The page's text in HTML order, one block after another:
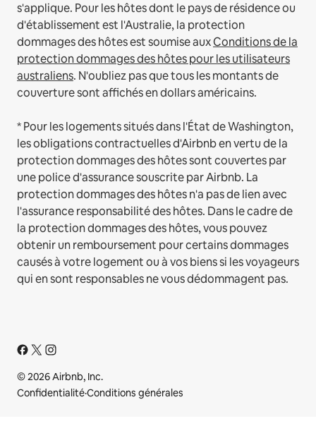
s'applique. Pour les hôtes dont le pays de résidence ou
d'établissement est l'Australie, la protection
dommages des hôtes est soumise auxConditions de la
protection dommages des hôtes pour les utilisateurs
australiens. N'oubliez pas que tous les montants de
couverture sont affichés en dollars américains.
* Pour les logements situés dans l'État de Washington,
les obligations contractuelles d'Airbnb en vertu de la
protection dommages des hôtes sont couvertes par
une police d'assurance souscrite par Airbnb. La
protection dommages des hôtes n'a pas de lien avec
l'assurance responsabilité des hôtes. Dans le cadre de
la protection dommages des hôtes, vous pouvez
obtenir un remboursement pour certains dommages
causés à votre logement ou à vos biens si les voyageurs
qui en sont responsables ne vous dédommagent pas.
© 2026 Airbnb, Inc.
Confidentialité·Conditions générales